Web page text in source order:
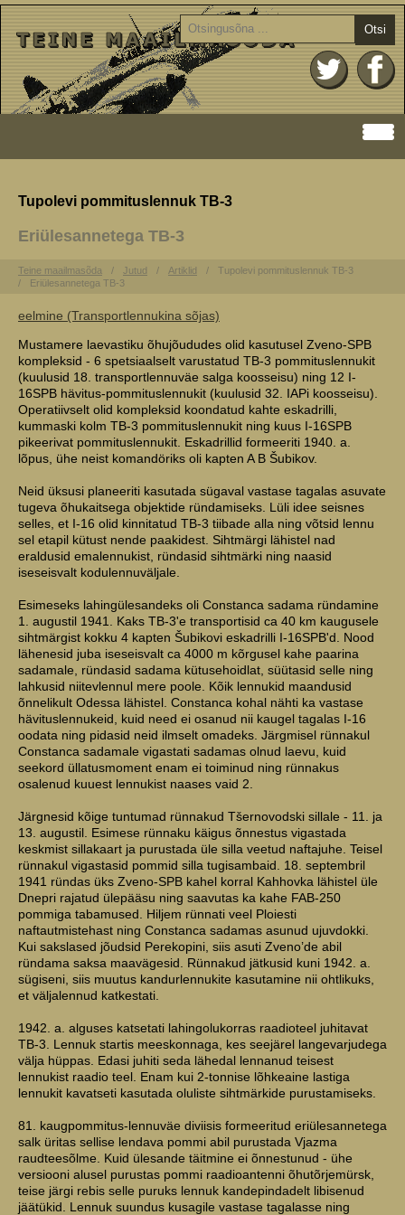
Otsi
Tupolevi pommituslennuk TB-3
Eriülesannetega TB-3
Teine maailmasõda Jutud Artiklid
Tupolevi pommituslennuk TB-3
Eriülesannetega TB-3
eelmine (Transportlennukina sõjas)
Mustamere laevastiku õhujõududes olid kasutusel Zveno-SPB
kompleksid - 6 spetsiaalselt varustatud TB-3 pommituslennukit
(kuulusid 18. transportlennuväe salga koosseisu) ning 12 I-
16SPB hävitus-pommituslennukit (kuulusid 32. IAPi koosseisu).
Operatiivselt olid kompleksid koondatud kahte eskadrilli,
kummaski kolm TB-3 pommituslennukit ning kuus I-16SPB
pikeerivat pommituslennukit. Eskadrillid formeeriti 1940. a.
lõpus, ühe neist komandöriks oli kapten A B Šubikov.
Neid üksusi planeeriti kasutada sügaval vastase tagalas asuvate
tugeva õhukaitsega objektide ründamiseks. Lüli idee seisnes
selles, et I-16 olid kinnitatud TB-3 tiibade alla ning võtsid lennu
sel etapil kütust nende paakidest. Sihtmärgi lähistel nad
eraldusid emalennukist, ründasid sihtmärki ning naasid
iseseisvalt kodulennuväljale.
Esimeseks lahingülesandeks oli Constanca sadama ründamine
1. augustil 1941. Kaks TB-3'e transportisid ca 40 km kaugusele
sihtmärgist kokku 4 kapten Šubikovi eskadrilli I-16SPB'd. Nood
lähenesid juba iseseisvalt ca 4000 m kõrgusel kahe paarina
sadamale, ründasid sadama kütusehoidlat, süütasid selle ning
lahkusid niitevlennul mere poole. Kõik lennukid maandusid
õnnelikult Odessa lähistel. Constanca kohal nähti ka vastase
hävituslennukeid, kuid need ei osanud nii kaugel tagalas I-16
oodata ning pidasid neid ilmselt omadeks. Järgmisel rünnakul
Constanca sadamale vigastati sadamas olnud laevu, kuid
seekord üllatusmoment enam ei toiminud ning rünnakus
osalenud kuuest lennukist naases vaid 2.
Järgnesid kõige tuntumad rünnakud Tšernovodski sillale - 11. ja
13. augustil. Esimese rünnaku käigus õnnestus vigastada
keskmist sillakaart ja purustada üle silla veetud naftajuhe. Teisel
rünnakul vigastasid pommid silla tugisambaid. 18. septembril
1941 ründas üks Zveno-SPB kahel korral Kahhovka lähistel üle
Dnepri rajatud ülepääsu ning saavutas ka kahe FAB-250
pommiga tabamused. Hiljem rünnati veel Ploiesti
naftautmistehast ning Constanca sadamas asunud ujuvdokki.
Kui sakslased jõudsid Perekopini, siis asuti Zveno’de abil
ründama saksa maavägesid. Rünnakud jätkusid kuni 1942. a.
sügiseni, siis muutus kandurlennukite kasutamine nii ohtlikuks,
et väljalennud katkestati.
1942. a. alguses katsetati lahingolukorras raadioteel juhitavat
TB-3. Lennuk startis meeskonnaga, kes seejärel langevarjudega
välja hüppas. Edasi juhiti seda lähedal lennanud teisest
lennukist raadio teel. Enam kui 2-tonnise lõhkeaine lastiga
lennukit kavatseti kasutada oluliste sihtmärkide purustamiseks.
81. kaugpommitus-lennuväe diviisis formeeritud eriülesannetega
salk üritas sellise lendava pommi abil purustada Vjazma
raudteesõlme. Kuid ülesande täitmine ei õnnestunud - ühe
versiooni alusel purustas pommi raadioantenni õhutõrjemürsk,
teise järgi rebis selle puruks lennuk kandepindadelt libisenud
jäätükid. Lennuk suundus kusagile vastase tagalasse ning